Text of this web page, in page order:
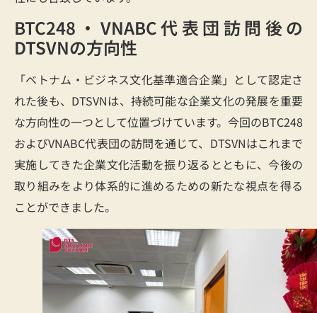
BTC248・VNABC代表団訪問後の
DTSVNの方向性
「ベトナム・ビジネス文化基準適合企業」として認定さ
れた後も、DTSVNは、持続可能な企業文化の発展を重要
な方向性の一つとして位置づけています。今回のBTC248
およびVNABC代表団の訪問を通じて、DTSVNはこれまで
実施してきた企業文化活動を振り返るとともに、今後の
取り組みをより体系的に進めるための新たな視点を得る
ことができました。